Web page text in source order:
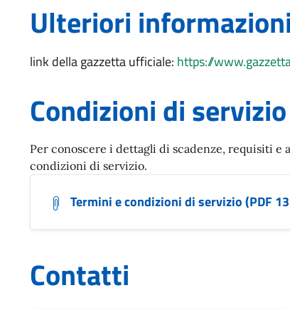
Ulteriori informazioni
link della gazzetta ufficiale: https://
Condizioni di servizio
Per conoscere i dettagli di scadenze, requisiti
condizioni di servizio.
Termini e condizioni di servizio (PDF
Contatti